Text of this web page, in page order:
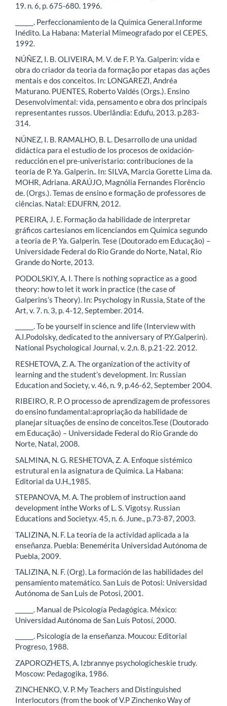
19. n. 6, p. 675-680. 1996.
______. Perfeccionamiento de la Química General.Informe
Inédito. La Habana: Material Mimeografado por el CEPES,
1992.
NÚÑEZ, I. B. OLIVEIRA, M. V. de F. P. Ya. Galperin: vida e
obra do criador da teoria da formação por etapas das ações
mentais e dos conceitos. In: LONGAREZI, Andréa
Maturano. PUENTES, Roberto Valdés (Orgs.). Ensino
Desenvolvimental: vida, pensamento e obra dos principais
representantes russos. Uberlândia: Edufu, 2013. p.283-
314.
NÚNEZ, I. B. RAMALHO, B. L. Desarrollo de una unidad
didáctica para el estudio de los procesos de oxidación-
reducción en el pre-univeristario: contribuciones de la
teoría de P. Ya. Galperin.. In: SILVA, Marcia Gorette Lima da.
MOHR, Adriana. ARAÚJO, Magnólia Fernandes Florêncio
de. (Orgs.). Temas de ensino e formação de professores de
ciências. Natal: EDUFRN, 2012.
PEREIRA, J. E. Formação da habilidade de interpretar
gráficos cartesianos em licenciandos em Química segundo
a teoria de P. Ya. Galperin. Tese (Doutorado em Educação) –
Universidade Federal do Rio Grande do Norte, Natal, Rio
Grande do Norte, 2013.
PODOLSKIY, A. I. There is nothing sopractice as a good
theory: how to let it work in practice (the case of
Galperins’s Theory). In: Psychology in Russia, State of the
Art, v. 7. n. 3, p. 4-12, September. 2014.
______. To be yourself in science and life (Interview with
A.I.Podolsky, dedicated to the anniversary of P.Y.Galperin).
National Psychological Journal, v. 2,n. 8, p.21-22. 2012.
RESHETOVA, Z. A. The organization of the activity of
learning and the student’s development. In: Russian
Education and Society, v. 46, n. 9, p.46-62, September 2004.
RIBEIRO, R. P. O processo de aprendizagem de professores
do ensino fundamental:apropriação da habilidade de
planejar situações de ensino de conceitos.Tese (Doutorado
em Educação) – Universidade Federal do Rio Grande do
Norte, Natal, 2008.
SALMINA, N. G. RESHETOVA, Z. A. Enfoque sistémico
estrutural en la asignatura de Química. La Habana:
Editorial da U.H.,1985.
STEPANOVA, M. A. The problem of instruction aand
development inthe Works of L. S. Vigotsy. Russian
Educations and Society,v. 45, n. 6. June., p.73-87, 2003.
TALIZINA, N. F. La teoría de la actividad aplicada a la
enseñanza. Puebla: Benemérita Universidad Autónoma de
Puebla, 2009.
TALIZINA, N. F. (Org). La formación de las habilidades del
pensamiento matemático. San Luis de Potosi: Universidad
Autónoma de San Luis de Potosi, 2001.
______. Manual de Psicología Pedagógica. México:
Universidad Autónoma de San Luís Potosí, 2000.
______. Psicología de la enseñanza. Moucou: Editorial
Progreso, 1988.
ZAPOROZHETS, A. Izbrannye psychologicheskie trudy.
Moscow: Pedagogika, 1986.
ZINCHENKO, V. P. My Teachers and Distinguished
Interlocutors (from the book of V.P Zinchenko Way of